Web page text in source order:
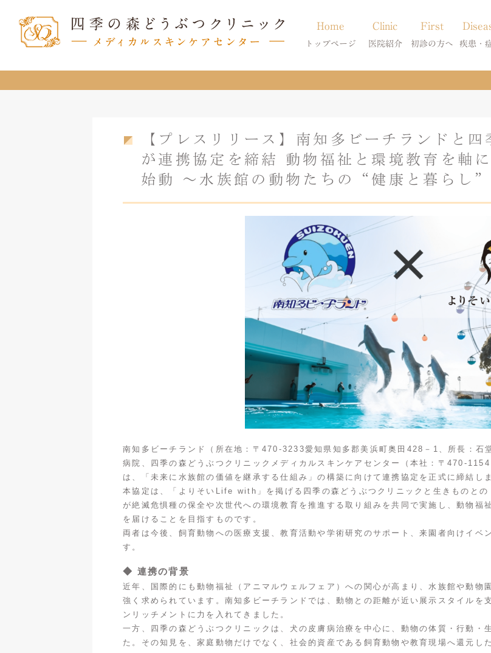
Home
トップページ
Clinic
医院紹介
当院のご紹介
求人案内
First
初診の方へ
初診の方へ
東京サテライト
疾患・
アトピー・ア
脱毛症・アロ
アポキルが効
【プレスリリース】南知多ビーチランドと
が連携協定を締結 動物福祉と環境教育を軸
始動 ～水族館の動物たちの“健康と暮らし”
南知多ビーチランド（所在地：〒470-3233愛知県知多郡美浜町奥田428－1、所長：石
病院、四季の森どうぶつクリニックメディカルスキンケアセンター（本社：〒470-
は、「未来に水族館の価値を継承する仕組み」の構築に向けて連携協定を正式に締結し
本協定は、「よりそいLife with」を掲げる四季の森どうぶつクリニックと生きものとの
が絶滅危惧種の保全や次世代への環境教育を推進する取り組みを共同で実施し、動物福
を届けることを目指すものです。
両者は今後、飼育動物への医療支援、教育活動や学術研究のサポート、来園者向けイベ
す。
◆ 連携の背景
近年、国際的にも動物福祉（アニマルウェルフェア）への関心が高まり、水族館や動物
強く求められています。南知多ビーチランドでは、動物との距離が近い展示スタイルを
ンリッチメントに力を入れてきました。
一方、四季の森どうぶつクリニックは、犬の皮膚病治療を中心に、動物の体質・行動・
た。その知見を、家庭動物だけでなく、社会的資産である飼育動物や教育現場へ還元し